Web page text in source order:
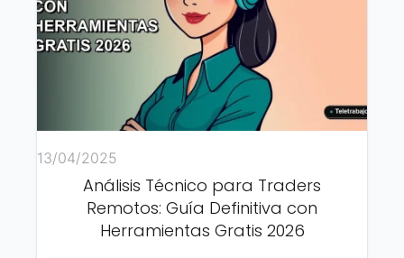
13/04/2025
Análisis Técnico para Traders
Remotos: Guía Definitiva con
Herramientas Gratis 2026